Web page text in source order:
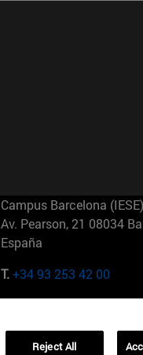
Campus Barcelona (IESE)
Av. Pearson, 21 08034
España
T.+34 93 253 42 00
01321001 Bela Vista
Reject All